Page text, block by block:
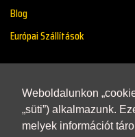
Weboldalunkon
„süti”) alkalmazunk.
melyek információt
Blog
Európai Szállítások
Copyright © 2021 -